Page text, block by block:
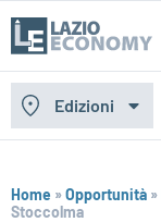
Edizioni
Home »Opportunità »
Stoccolma